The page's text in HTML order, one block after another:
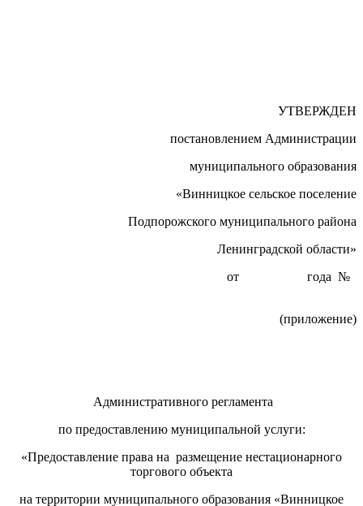
УТВЕРЖДЕН
постановлением Администрации
муниципального образования
«Винницкое сельское поселение
Подпорожского муниципального района
Ленинградской области»
от года №
(приложение)
Административного регламента
по предоставлению муниципальной услуги:
«Предоставление права на размещение нестационарного
торгового объекта
на территории муниципального образования «Винницкое